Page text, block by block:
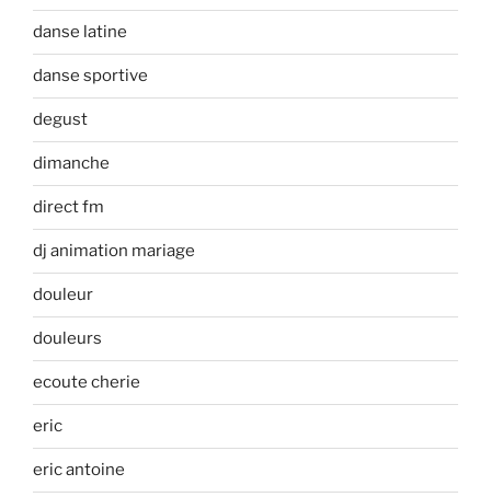
danse latine
danse sportive
degust
dimanche
direct fm
dj animation mariage
douleur
douleurs
ecoute cherie
eric
eric antoine